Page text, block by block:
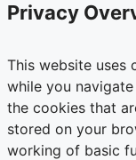
Privacy
This website uses
while you
the cookies that
stored on your
working of basic